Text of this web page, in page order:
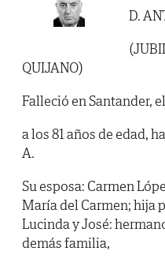
D.
QUIJANO)
Falleció en Santander,
a los 81 años de edad,
A.
Su esposa: Carmen
María del Carmen; hija
Lucinda y José:
demás familia,